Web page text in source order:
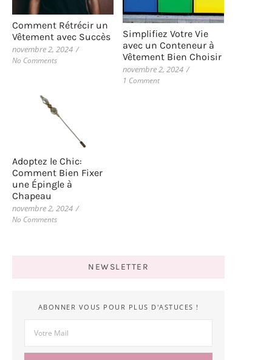
Comment Rétrécir un
Vêtement avec Succès
novembre 2, 2024 /
No Comments
Simplifiez Votre Vie
avec un Conteneur à
Vêtement Bien Choisir
novembre 2, 2024 /
1 Comment
Adoptez le Chic:
Comment Bien Fixer
une Épingle à
Chapeau
novembre 2, 2024 /
No Comments
NEWSLETTER
ABONNER VOUS POUR PLUS D'ASTUCES !